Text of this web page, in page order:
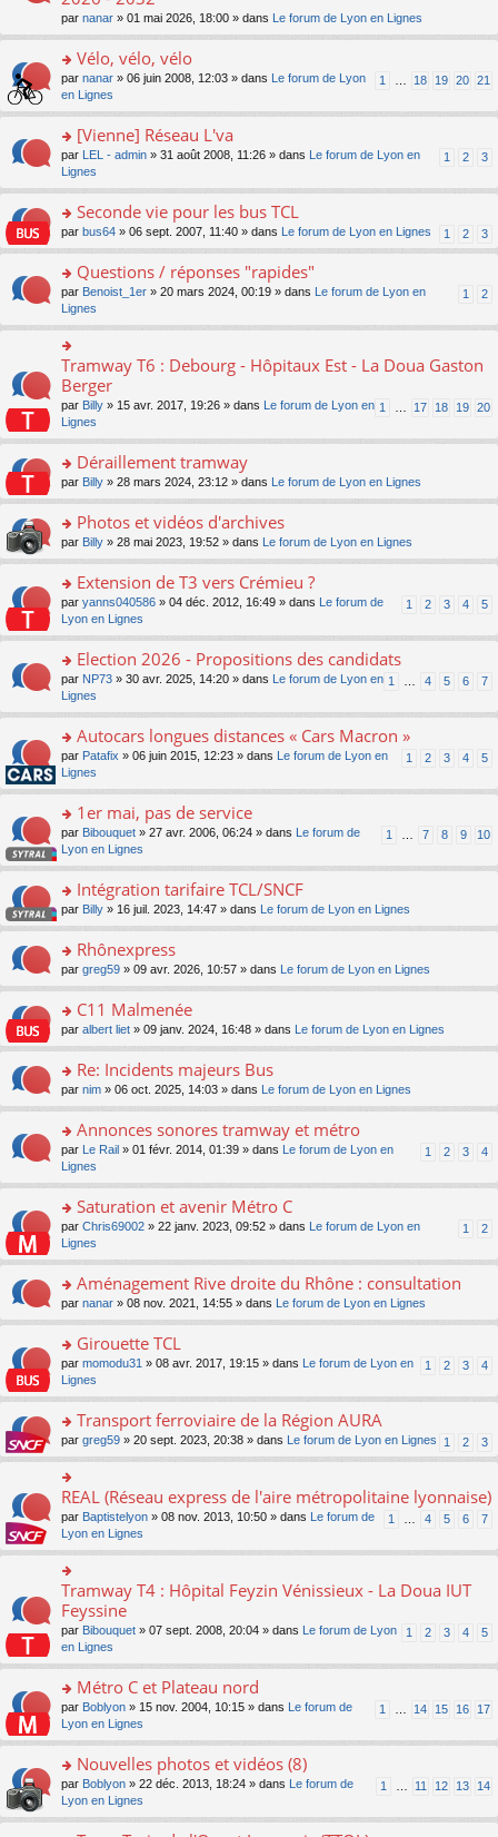
e
u
s
ré
c
e
nt
n
lu
pl
u
s
ré
c
e
nt
g
n
o
n
lu
pl
u
s
ré
c
e
m
e
s
s
g
o
n
lu
le
u
s
ré
c
e
nt
ult
er
le
m
e
s
a
g
e
n
o
n
pl
u
s
ré
c
e
nt
par nanar » 01 mai 2026, 18:00 » dans Le forum de Lyon en Lignes
o
n
s
er
le
m
e
s
s
e
n
o
n
lu
le
pl
u
s
ré
c
e
nt
Vélo, vélo, vélo
1 18 19 20 21
par nanar » 06 juin 2008, 12:03 » dans
Le forum de Lyon
en Lignes
o
s
er
le
m
e
s
s
g
n
o
n
lu
le
u
s
ré
c
e
[Vienne] Réseau L'va
1 2 3
par LEL - admin » 31 août 2008, 11:26 » dans
Le forum de Lyon en
Lignes
o
n
ult
er
le
m
e
s
g
o
n
lu
pl
u
s
ré
c
e
Seconde vie pour les bus TCL
1 2 3
par bus64 » 06 sept. 2007, 11:40 » dans Le forum de Lyon en Lignes
o
s
ult
er
le
m
e
s
s
a
e
o
n
lu
pl
u
s
ré
c
e
nt
Questions / réponses "rapides"
1 2
par Benoist_1er » 20 mars 2024, 00:19 » dans
Le forum de Lyon en
Lignes
o
n
ult
er
le
m
e
s
a
g
e
n
o
n
pl
u
s
ré
c
nt
Tramway T6 : Debourg - Hôpitaux Est - La Doua Gaston
Berger
1 17 18 19 20
par Billy » 15 avr. 2017, 19:26 » dans
Le forum de Lyon en
Lignes
o
n
ult
er
le
m
e
s
g
e
n
o
n
le
s
ré
e
Déraillement tramway
par Billy » 28 mars 2024, 23:12 » dans Le forum de Lyon en Lignes
o
n
ult
er
le
m
e
s
s
e
n
o
n
lu
pl
ré
c
e
Photos et vidéos d'archives
par Billy » 28 mai 2023, 19:52 » dans Le forum de Lyon en Lignes
o
s
er
le
m
e
s
s
a
n
o
n
lu
le
u
ré
c
e
Extension de T3 vers Crémieu ?
1 2 3 4 5
par yanns040586 » 04 déc. 2012, 16:49 » dans
Le forum de
Lyon en Lignes
o
s
er
le
m
e
s
s
a
n
o
n
lu
pl
s
ré
c
nt
Election 2026 - Propositions des candidats
1 4 5 6 7
par NP73 » 30 avr. 2025, 14:20 » dans
Le forum de Lyon en
Lignes
o
s
er
le
m
e
s
s
e
n
o
n
le
u
s
ré
e
nt
Autocars longues distances « Cars Macron »
1 2 3 4 5
par Patafix » 06 juin 2015, 12:23 » dans
Le forum de Lyon en
Lignes
o
s
er
le
m
e
s
g
e
n
o
lu
pl
u
ré
e
nt
1er mai, pas de service
1 7 8 9 10
par Bibouquet » 27 avr. 2006, 06:24 » dans
Le forum de
Lyon en Lignes
o
n
ult
er
le
m
e
a
g
e
n
n
pl
u
ré
e
nt
Intégration tarifaire TCL/SNCF
par Billy » 16 juil. 2023, 14:47 » dans Le forum de Lyon en Lignes
o
n
ult
er
le
m
e
a
g
e
n
o
lu
u
s
ré
e
nt
Rhônexpress
par greg59 » 09 avr. 2026, 10:57 » dans Le forum de Lyon en Lignes
o
n
ult
er
le
m
e
s
g
e
n
o
n
le
u
s
ré
c
nt
C11 Malmenée
par albert liet » 09 janv. 2024, 16:48 » dans Le forum de Lyon en Lignes
o
n
ult
er
le
m
e
s
s
e
n
o
n
le
s
ré
c
e
nt
Re: Incidents majeurs Bus
par nim » 06 oct. 2025, 14:03 » dans Le forum de Lyon en Lignes
o
s
er
le
m
e
s
s
e
n
o
n
lu
pl
s
ré
c
nt
Annonces sonores tramway et métro
1 2 3 4
par Le Rail » 01 févr. 2014, 01:39 » dans
Le forum de Lyon en
Lignes
o
s
er
le
m
e
s
s
e
n
o
n
lu
pl
ré
e
nt
Saturation et avenir Métro C
1 2
par Chris69002 » 22 janv. 2023, 09:52 » dans
Le forum de Lyon en
Lignes
o
n
ult
er
le
m
e
s
a
e
n
o
n
lu
le
pl
u
s
ré
c
e
nt
Aménagement Rive droite du Rhône : consultation
par nanar » 08 nov. 2021, 14:55 » dans Le forum de Lyon en Lignes
o
s
er
le
m
e
s
s
a
e
o
n
lu
le
pl
s
ré
c
e
nt
Girouette TCL
1 2 3 4
par momodu31 » 08 avr. 2017, 19:15 » dans
Le forum de Lyon en
Lignes
o
n
s
ult
er
le
m
e
s
a
e
n
lu
le
pl
s
ré
c
e
Transport ferroviaire de la Région AURA
1 2 3
par greg59 » 20 sept. 2023, 20:38 » dans Le forum de Lyon en Lignes
o
n
s
le
m
e
s
s
a
e
n
o
n
lu
le
pl
REAL (Réseau express de l'aire métropolitaine lyonnaise)
1 4 5 6 7
par Baptistelyon » 08 nov. 2013, 10:50 » dans
Le forum de
Lyon en Lignes
o
n
ult
le
m
e
s
s
g
e
n
o
Tramway T4 : Hôpital Feyzin Vénissieux - La Doua IUT
Feyssine
1 2 3 4 5
par Bibouquet » 07 sept. 2008, 20:04 » dans
Le forum de Lyon
en Lignes
o
s
er
le
m
e
Métro C et Plateau nord
1 14 15 16 17
par Boblyon » 15 nov. 2004, 10:15 » dans
Le forum de
Lyon en Lignes
o
s
Nouvelles photos et vidéos (8)
1 11 12 13 14
par Boblyon » 22 déc. 2013, 18:24 » dans
Le forum de
Lyon en Lignes